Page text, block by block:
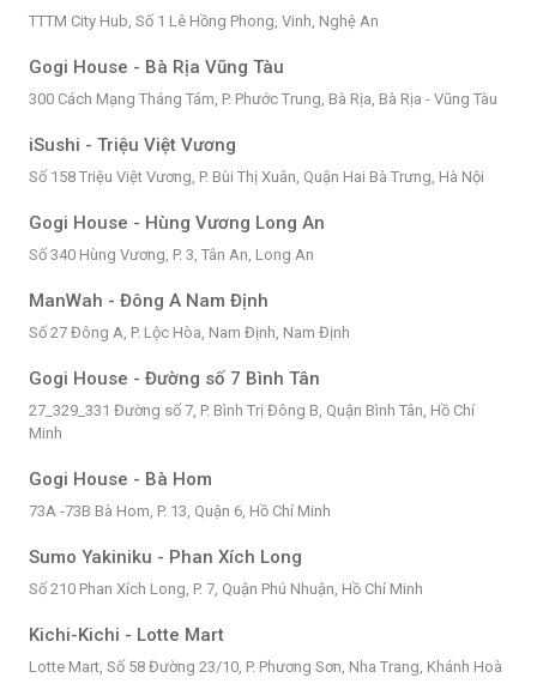
TTTM City Hub, Số 1 Lê Hồng Phong, Vinh, Nghệ An
Gogi House - Bà Rịa Vũng Tàu
300 Cách Mạng Tháng Tám, P. Phước Trung, Bà Rịa, Bà Rịa - Vũng Tàu
iSushi - Triệu Việt Vương
Số 158 Triệu Việt Vương, P. Bùi Thị Xuân, Quận Hai Bà Trưng, Hà Nội
Gogi House - Hùng Vương Long An
Số 340 Hùng Vương, P. 3, Tân An, Long An
ManWah - Đông A Nam Định
Số 27 Đông A, P. Lộc Hòa, Nam Định, Nam Định
Gogi House - Đường số 7 Bình Tân
27_329_331 Đường số 7, P. Bình Trị Đông B, Quận Bình Tân, Hồ Chí
Minh
Gogi House - Bà Hom
73A -73B Bà Hom, P. 13, Quận 6, Hồ Chí Minh
Sumo Yakiniku - Phan Xích Long
Số 210 Phan Xích Long, P. 7, Quận Phú Nhuận, Hồ Chí Minh
Kichi-Kichi - Lotte Mart
Lotte Mart, Số 58 Đường 23/10, P. Phương Sơn, Nha Trang, Khánh Hoà